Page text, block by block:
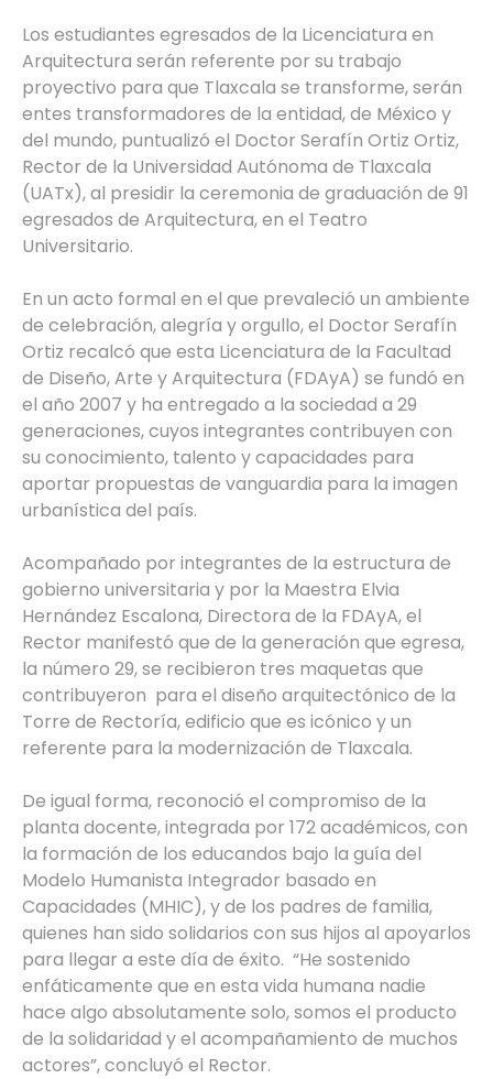
Los estudiantes egresados de la Licenciatura en
Arquitectura serán referente por su trabajo
proyectivo para que Tlaxcala se transforme, serán
entes transformadores de la entidad, de México y
del mundo, puntualizó el Doctor Serafín Ortiz Ortiz,
Rector de la Universidad Autónoma de Tlaxcala
(UATx), al presidir la ceremonia de graduación de 91
egresados de Arquitectura, en el Teatro
Universitario.
En un acto formal en el que prevaleció un ambiente
de celebración, alegría y orgullo, el Doctor Serafín
Ortiz recalcó que esta Licenciatura de la Facultad
de Diseño, Arte y Arquitectura (FDAyA) se fundó en
el año 2007 y ha entregado a la sociedad a 29
generaciones, cuyos integrantes contribuyen con
su conocimiento, talento y capacidades para
aportar propuestas de vanguardia para la imagen
urbanística del país.
Acompañado por integrantes de la estructura de
gobierno universitaria y por la Maestra Elvia
Hernández Escalona, Directora de la FDAyA, el
Rector manifestó que de la generación que egresa,
la número 29, se recibieron tres maquetas que
contribuyeron para el diseño arquitectónico de la
Torre de Rectoría, edificio que es icónico y un
referente para la modernización de Tlaxcala.
De igual forma, reconoció el compromiso de la
planta docente, integrada por 172 académicos, con
la formación de los educandos bajo la guía del
Modelo Humanista Integrador basado en
Capacidades (MHIC), y de los padres de familia,
quienes han sido solidarios con sus hijos al apoyarlos
para llegar a este día de éxito. “He sostenido
enfáticamente que en esta vida humana nadie
hace algo absolutamente solo, somos el producto
de la solidaridad y el acompañamiento de muchos
actores”, concluyó el Rector.